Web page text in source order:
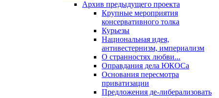
Архив предыдущего проекта
Крупные мероприятия
консервативного толка
Курьезы
Национальная идея,
антивестернизм, империализм
О странностях любви...
Оправдания дела ЮКОСа
Основания пересмотра
приватизации
Предложения де-либерализовать